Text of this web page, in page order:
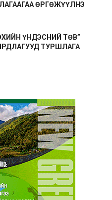
ӨРГӨЖҮҮЛНЭ
ҮНДЭСНИЙ ТӨВ”
ТУРШЛАГА